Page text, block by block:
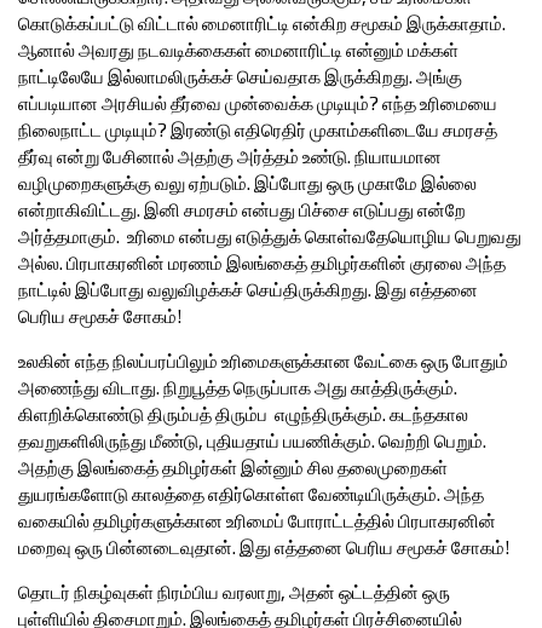
கொடுக்கப்பட்டு விட்டால் மைனாரிட்டி என்கிற சமூகம் இருக்காதாம்.
ஆனால் அவரது நடவடிக்கைகள் மைனாரிட்டி என்னும் மக்கள்
நாட்டிலேயே இல்லாமலிருக்கச் செய்வதாக இருக்கிறது. அங்கு
எப்படியான அரசியல் தீர்வை முன்வைக்க முடியும்? எந்த உரிமையை
நிலைநாட்ட முடியும்? இரண்டு எதிரெதிர் முகாம்களிடையே சமரசத்
தீர்வு என்று பேசினால் அதற்கு அர்த்தம் உண்டு. நியாயமான
வழிமுறைகளுக்கு வலு ஏற்படும். இப்போது ஒரு முகாமே இல்லை
என்றாகிவிட்டது. இனி சமரசம் என்பது பிச்சை எடுப்பது என்றே
அர்த்தமாகும். உரிமை என்பது எடுத்துக் கொள்வதேயொழிய பெறுவது
அல்ல. பிரபாகரனின் மரணம் இலங்கைத் தமிழர்களின் குரலை அந்த
நாட்டில் இப்போது வலுவிழக்கச் செய்திருக்கிறது. இது எத்தனை
பெரிய சமூகச் சோகம்!
உலகின் எந்த நிலப்பரப்பிலும் உரிமைகளுக்கான வேட்கை ஒரு போதும்
அணைந்து விடாது. நிறுபூத்த நெருப்பாக அது காத்திருக்கும்.
கிளறிக்கொண்டு திரும்பத் திரும்ப எழுந்திருக்கும். கடந்தகால
தவறுகளிலிருந்து மீண்டு, புதியதாய் பயணிக்கும். வெற்றி பெறும்.
அதற்கு இலங்கைத் தமிழர்கள் இன்னும் சில தலைமுறைகள்
துயரங்களோடு காலத்தை எதிர்கொள்ள வேண்டியிருக்கும். அந்த
வகையில் தமிழர்களுக்கான உரிமைப் போராட்டத்தில் பிரபாகரனின்
மறைவு ஒரு பின்னடைவுதான். இது எத்தனை பெரிய சமூகச் சோகம்!
தொடர் நிகழ்வுகள் நிரம்பிய வரலாறு, அதன் ஒட்டத்தின் ஒரு
புள்ளியில் திசைமாறும். இலங்கைத் தமிழர்கள் பிரச்சினையில்